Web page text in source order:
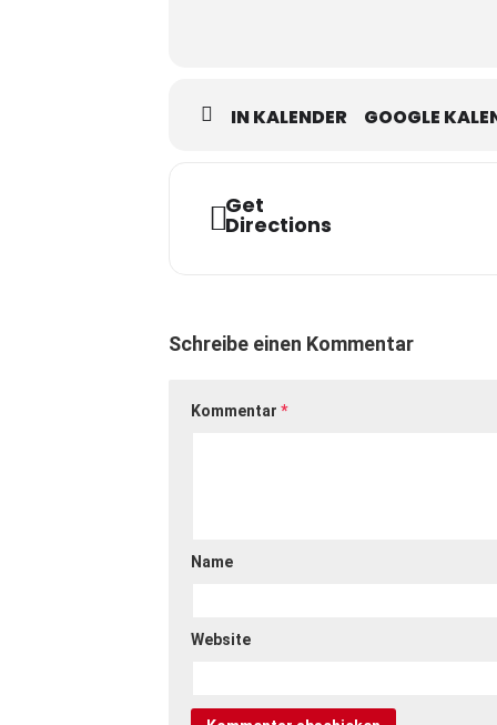
IN KALENDER GOOGLE
Get
Directions
Schreibe einen Kommentar
Kommentar *
Name
Website